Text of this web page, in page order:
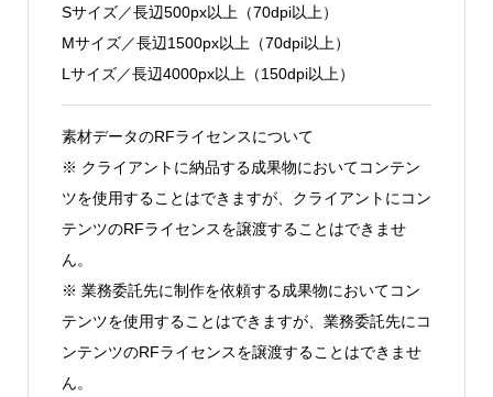
Sサイズ／長辺500px以上（70dpi以上）
Mサイズ／長辺1500px以上（70dpi以上）
Lサイズ／長辺4000px以上（150dpi以上）
素材データのRFライセンスについて
※ クライアントに納品する成果物においてコンテン
ツを使用することはできますが、クライアントにコン
テンツのRFライセンスを譲渡することはできませ
ん。
※ 業務委託先に制作を依頼する成果物においてコン
テンツを使用することはできますが、業務委託先にコ
ンテンツのRFライセンスを譲渡することはできませ
ん。